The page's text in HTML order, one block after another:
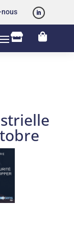
 